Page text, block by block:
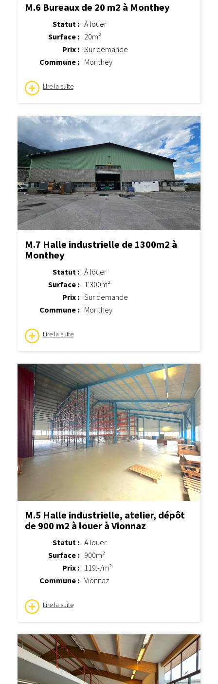
M.6 Bureaux de 20 m2 à Monthey
Statut : À louer
Surface : 20m²
Prix : Sur demande
Commune : Monthey
Lire la suite
M.7 Halle industrielle de 1300m2 à
Monthey
Statut : À louer
Surface : 1'300m²
Prix : Sur demande
Commune : Monthey
Lire la suite
M.5 Halle industrielle, atelier, dépôt
de 900 m2 à louer à Vionnaz
Statut : À louer
Surface : 900m²
Prix : 119.-/m²
Commune : Vionnaz
Lire la suite